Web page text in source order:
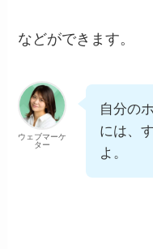
などができます。
ウェブマーケ
ター
自分の
には、
よ。